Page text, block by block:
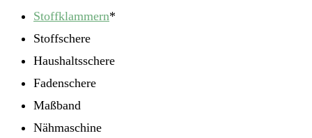
Stoffklammern*
Stoffschere
Haushaltsschere
Fadenschere
Maßband
Nähmaschine